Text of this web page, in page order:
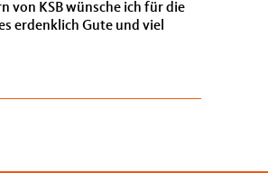
von KSB wünsche ich für die
erdenklich Gute und viel